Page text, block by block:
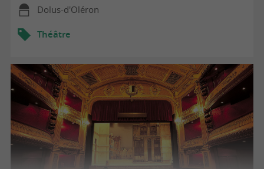
Dolus-d'Oléron
Théâtre